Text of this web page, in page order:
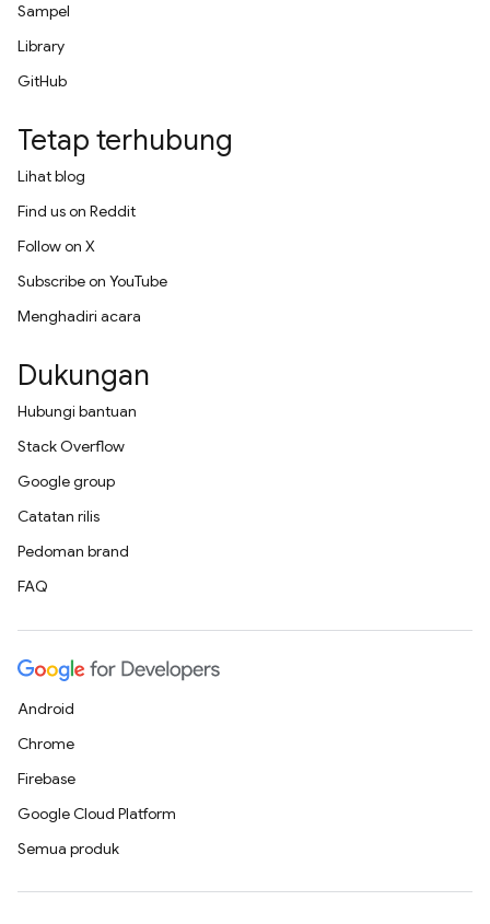
Sampel
Library
GitHub
Tetap terhubung
Lihat blog
Find us on Reddit
Follow on X
Subscribe on YouTube
Menghadiri acara
Dukungan
Hubungi bantuan
Stack Overflow
Google group
Catatan rilis
Pedoman brand
FAQ
Android
Chrome
Firebase
Google Cloud Platform
Semua produk